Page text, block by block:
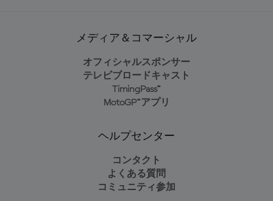
メディア＆コマーシャル
オフィシャルスポンサー
テレビブロードキャスト
TimingPass™
MotoGP™アプリ
ヘルプセンター
コンタクト
よくある質問
コミュニティ参加